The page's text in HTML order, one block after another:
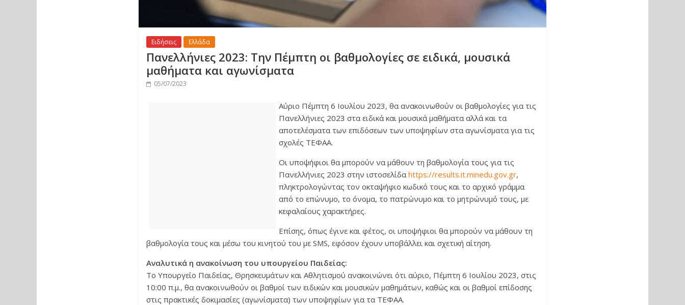
Ειδήσεις Ελλάδα
Πανελλήνιες 2023: Την Πέμπτη οι βαθμολογίες σε ειδικά, μουσικά
μαθήματα και αγωνίσματα
05/07/2023
Αύριο Πέμπτη 6 Ιουλίου 2023, θα ανακοινωθούν οι βαθμολογίες για τις
Πανελλήνιες 2023 στα ειδικά και μουσικά μαθήματα αλλά και τα
αποτελέσματα των επιδόσεων των υποψηφίων στα αγωνίσματα για τις
σχολές ΤΕΦΑΑ.
Οι υποψήφιοι θα μπορούν να μάθουν τη βαθμολογία τους για τις
Πανελλήνιες 2023 στην ιστοσελίδα https://results.it.minedu.gov.gr,
πληκτρολογώντας τον οκταψήφιο κωδικό τους και το αρχικό γράμμα
από το επώνυμο, το όνομα, το πατρώνυμο και το μητρώνυμό τους, με
κεφαλαίους χαρακτήρες.
Επίσης, όπως έγινε και φέτος, οι υποψήφιοι θα μπορούν να μάθουν τη
βαθμολογία τους και μέσω του κινητού του με SMS, εφόσον έχουν υποβάλλει και σχετική αίτηση.
Αναλυτικά η ανακοίνωση του υπουργείου Παιδείας:
Το Υπουργείο Παιδείας, Θρησκευμάτων και Αθλητισμού ανακοινώνει ότι αύριο, Πέμπτη 6 Ιουλίου 2023, στις
10:00 π.μ., θα ανακοινωθούν οι βαθμοί των ειδικών και μουσικών μαθημάτων, καθώς και οι βαθμοί επίδοσης
στις πρακτικές δοκιμασίες (αγωνίσματα) των υποψηφίων για τα ΤΕΦΑΑ.